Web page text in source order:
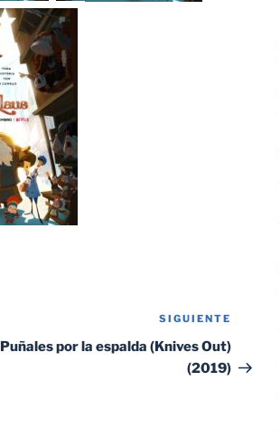
SIGUIENTE
Puñales por la espalda (Knives Out)
(2019)